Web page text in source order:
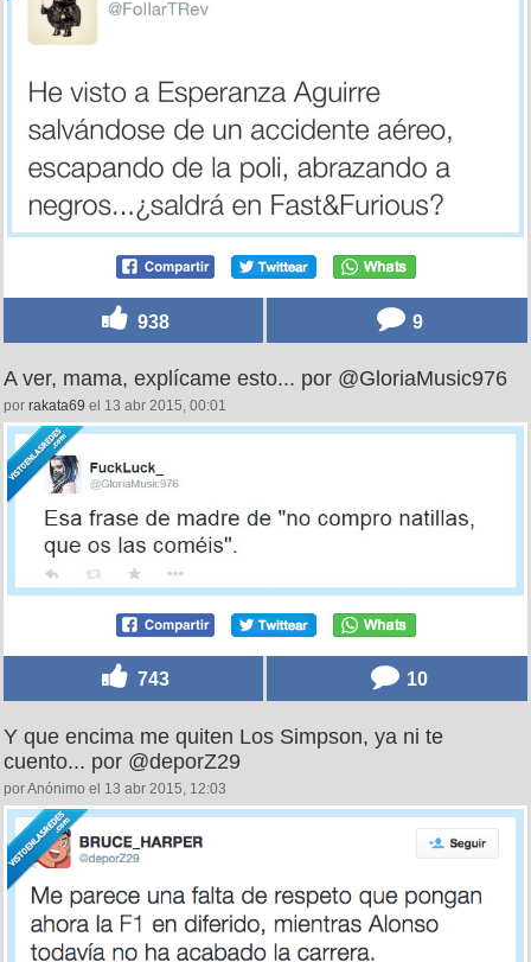
938 9
A ver, mama, explícame esto... por @GloriaMusic976
por rakata69 el 13 abr 2015, 00:01
743 10
Y que encima me quiten Los Simpson, ya ni te
cuento... por @deporZ29
por Anónimo el 13 abr 2015, 12:03